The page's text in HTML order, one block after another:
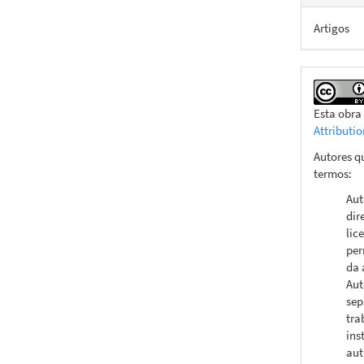
Artigos
Esta
Autores
termos:
da